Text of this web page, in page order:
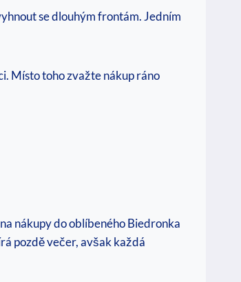
se dlouhým frontám. Jedním
Místo toho zvažte nákup ráno
nákupy do oblíbeného Biedronka
pozdě večer, avšak každá